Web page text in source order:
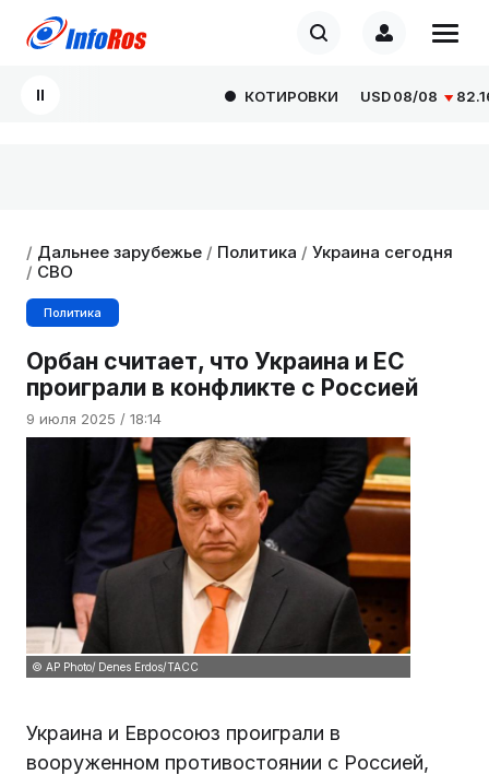
КОТИРОВКИ USD08/08 82.1665
/ Дальнее зарубежье / Политика / Украина сегодня
/ СВО
Политика
Орбан считает, что Украина и ЕС
проиграли в конфликте с Россией
9 июля 2025 / 18:14
© AP Photo/ Denes Erdos/ТАСС
Украина и Евросоюз проиграли в
вооруженном противостоянии с Россией,